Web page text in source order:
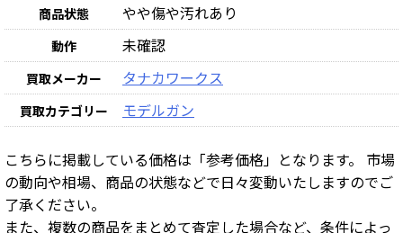
商品状態 やや傷や汚れあり
動作 未確認
買取メーカー タナカワークス
買取カテゴリー モデルガン
こちらに掲載している価格は「参考価格」となります。 市場
の動向や相場、商品の状態などで日々変動いたしますのでご
了承ください。
また、複数の商品をまとめて査定した場合など、条件によっ